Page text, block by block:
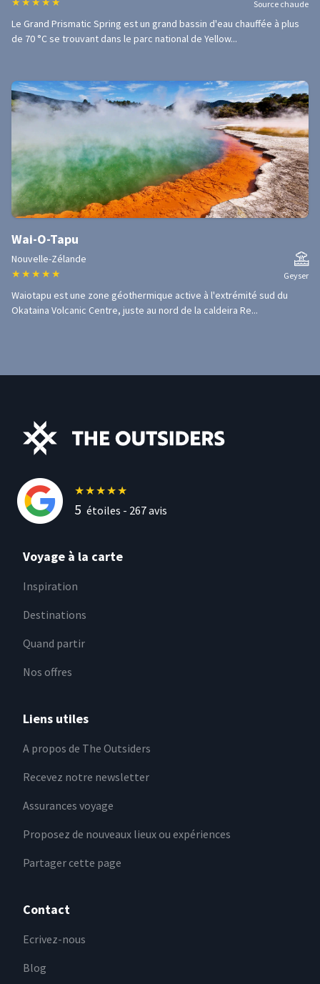
Source chaude
Le Grand Prismatic Spring est un grand bassin d'eau chauffée à plus
de 70 °C se trouvant dans le parc national de Yellow...
Wai-O-Tapu
Nouvelle-Zélande
★ ★ ★ ★ ★ Geyser
Waiotapu est une zone géothermique active à l'extrémité sud du
Okataina Volcanic Centre, juste au nord de la caldeira Re...
★★★★★
5 étoiles - 267avis
Voyage à la carte
Inspiration
Destinations
Quand partir
Nos offres
Liens utiles
A propos de The Outsiders
Recevez notre newsletter
Assurances voyage
Proposez de nouveaux lieux ou expériences
Partager cette page
Contact
Ecrivez-nous
Blog